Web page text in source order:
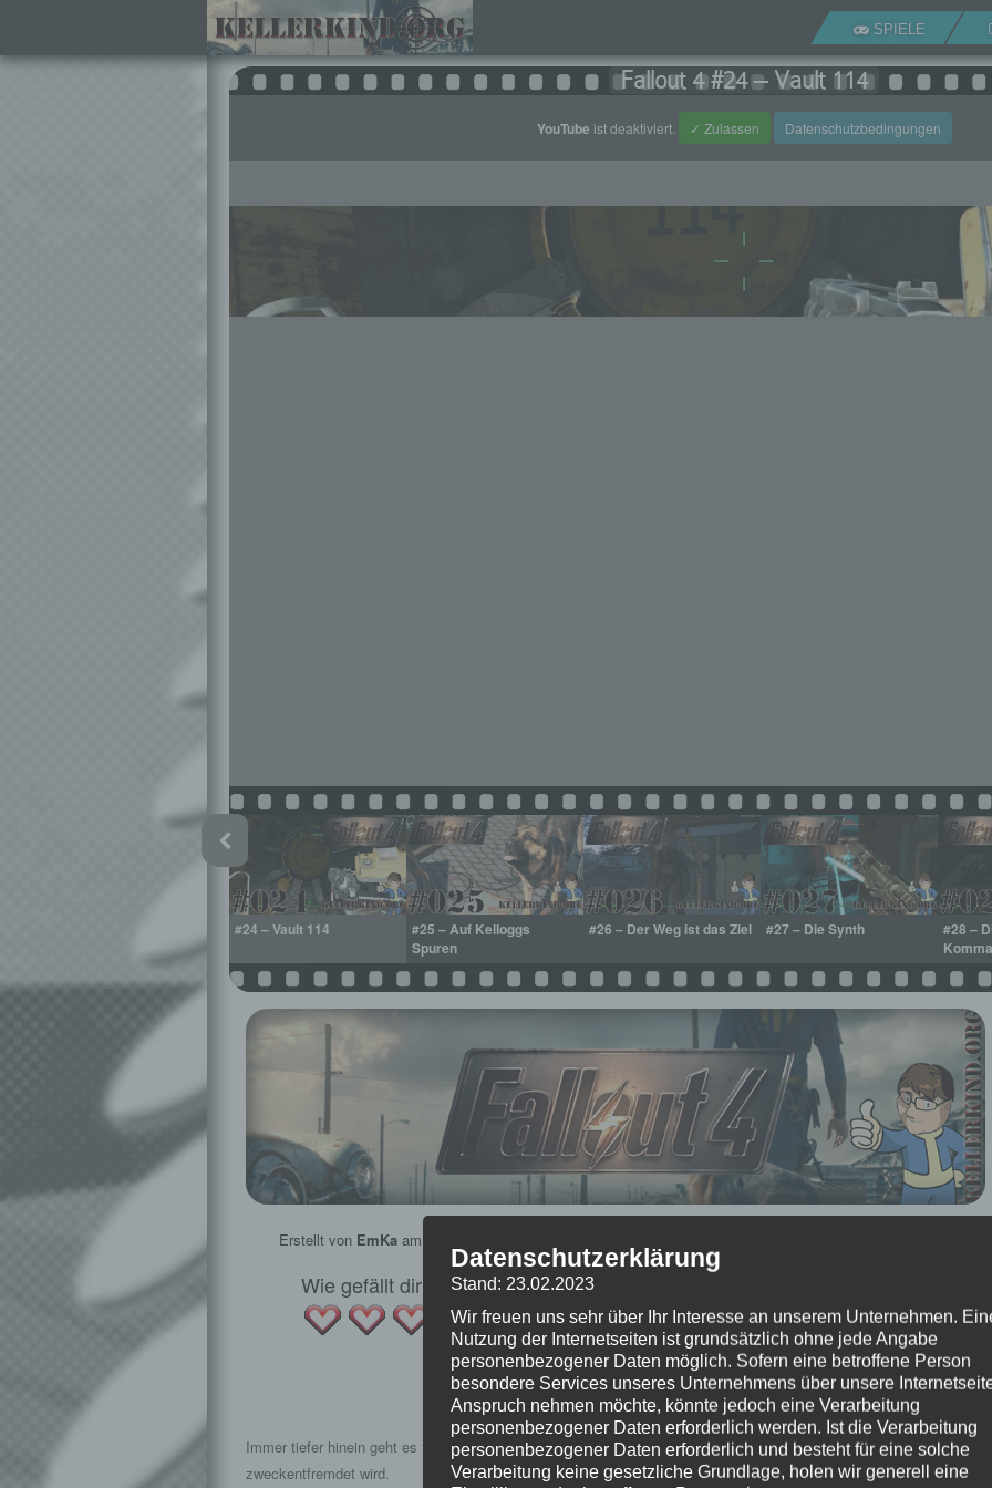
SPIELE
Fallout 4 #24 – Vault 114
YouTube ist deaktiviert. ✓ Zulassen Datenschutzbedingungen
#24 – Vault 114
#25 – Auf Kelloggs
Spuren
#26 – Der Weg ist das Ziel #27 – Die Synth
#28 –
Erstellt von EmKa am
Wie gefällt dir dieser Beitrag?
(Bisher keine Bewertungen)
★ Fallout 4 ★
Folge #024 – Vault 114
Immer tiefer hinein geht es für uns in den Vault 114, welcher von Skinny Malone als sein persönliches Versteck
zweckentfremdet wird.
Datenschutzerklärung
Stand: 23.02.2023
Wir freuen uns sehr über Ihr Interesse an unserem Unternehmen.
Nutzung der Internetseiten ist grundsätzlich ohne jede Angabe
personenbezogener Daten möglich. Sofern eine betroffene Person
besondere Services unseres Unternehmens über unsere
Anspruch nehmen möchte, könnte jedoch eine Verarbeitung
personenbezogener Daten erforderlich werden. Ist die Verarbeitung
personenbezogener Daten erforderlich und besteht für eine solche
Verarbeitung keine gesetzliche Grundlage, holen wir generell eine